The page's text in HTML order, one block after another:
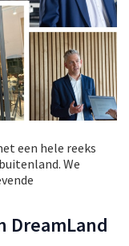
een hele reeks
We
DreamLand